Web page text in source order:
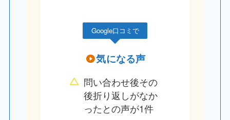
Google口コミで
気になる声
問い合わせ後その
後折り返しがなか
ったとの声が1件